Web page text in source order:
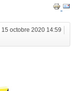
octobre 2020 14:59